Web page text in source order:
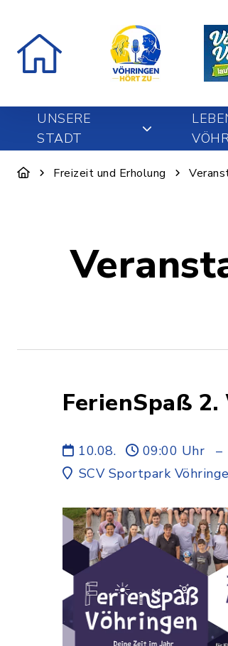
UNSERE
STADT
Freizeit und Erholung
FerienSpaß 2.
10.08. 09:00 Uhr –
SCV Sportpark